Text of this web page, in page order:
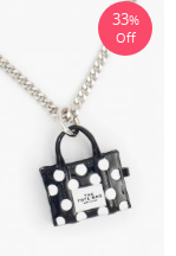
33%
Off